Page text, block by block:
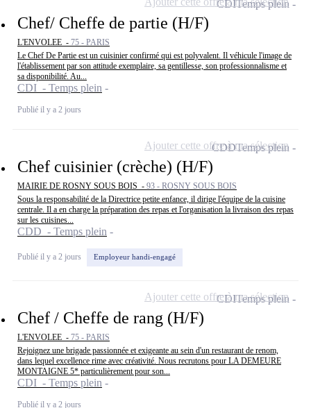
Chef/ Cheffe de partie (H/F)
L'ENVOLEE - 75 - PARIS
Le Chef De Partie est un cuisinier confirmé qui est polyvalent. Il véhicule l'image de
l'établissement par son attitude exemplaire, sa gentillesse, son professionnalisme et
sa disponibilité. Au...
CDI - Temps plein
Publié il y a 2 jours
CDITemps plein
Chef cuisinier (crèche) (H/F)
MAIRIE DE ROSNY SOUS BOIS - 93 - ROSNY SOUS BOIS
Sous la responsabilité de la Directrice petite enfance, il dirige l'équipe de la cuisine
centrale. Il a en charge la préparation des repas et l'organisation la livraison des repas
sur les cuisines...
CDD - Temps plein
Publié il y a 2 jours Employeur handi-engagé
CDDTemps plein
Ajouter cette offre à ma sélection
Chef / Cheffe de rang (H/F)
L'ENVOLEE - 75 - PARIS
Rejoignez une brigade passionnée et exigeante au sein d'un restaurant de renom,
dans lequel excellence rime avec créativité. Nous recrutons pour LA DEMEURE
MONTAIGNE 5* particulièrement pour son...
CDI - Temps plein
Publié il y a 2 jours
CDITemps plein
Ajouter cette offre à ma sélection